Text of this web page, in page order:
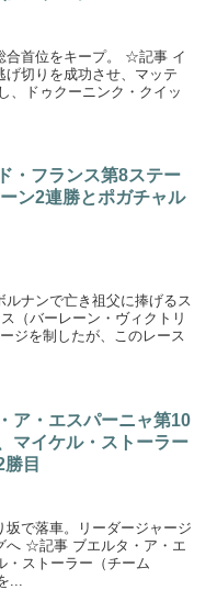
合首位をキープ。 ☆記事 イ
切りを成功させ、マッテ
、ドゥクーニンク・クイッ
・フランス第8ステー
ン2連勝とポガチャル
ナンで亡き祖父に捧げるス
（バーレーン・ヴィクトリ
ジを制したが、このレース
ア・エスパーニャ第10
マイケル・ストーラー
目
坂で落車。リーダージャージ
へ ☆記事 ブエルタ・ア・エ
・ストーラー（チーム
...